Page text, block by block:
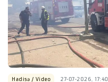
Hadisə / Video 27-07-2026, 17:40